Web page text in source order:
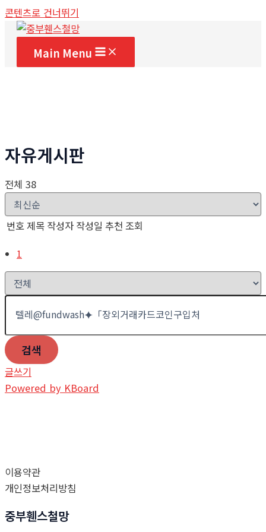
콘텐츠로 건너뛰기
Main Menu
자유게시판
전체 38
번호제목 작성자 작성일 추천 조회
1
검색
글쓰기
Powered by KBoard
이용약관
개인정보처리방침
중부휀스철망